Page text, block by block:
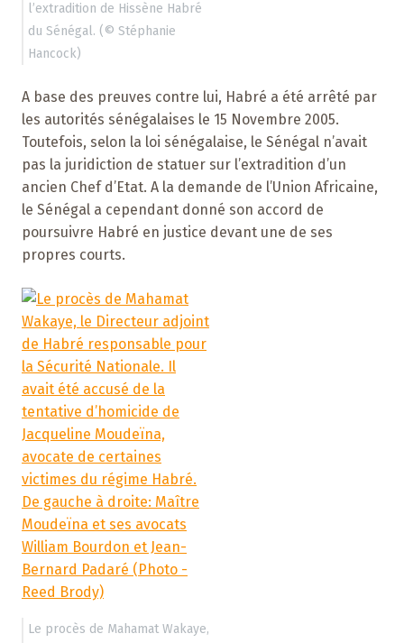
l’extradition de Hissène Habré
du Sénégal. (© Stéphanie
Hancock)
A base des preuves contre lui, Habré a été arrêté par
les autorités sénégalaises le 15 Novembre 2005.
Toutefois, selon la loi sénégalaise, le Sénégal n’avait
pas la juridiction de statuer sur l’extradition d’un
ancien Chef d’Etat. A la demande de l’Union Africaine,
le Sénégal a cependant donné son accord de
poursuivre Habré en justice devant une de ses
propres courts.
Le procès de Mahamat Wakaye,